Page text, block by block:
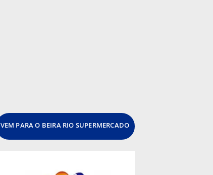
VEM PARA O BEIRA RIO SUPERMERCADO